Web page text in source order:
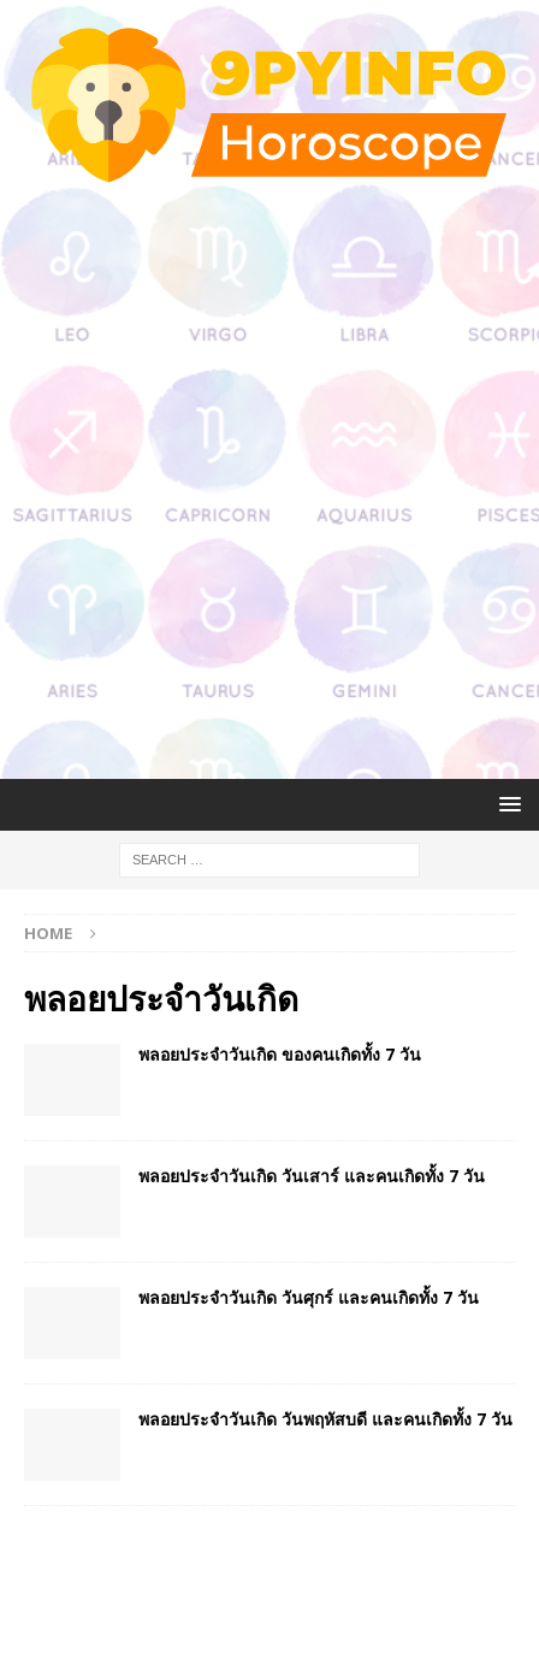
HOME
พลอยประจำวันเกิด
พลอยประจำวันเกิด ของคนเกิดทั้ง 7 วัน
พลอยประจำวันเกิด วันเสาร์ และคนเกิดทั้ง 7 วัน
พลอยประจำวันเกิด วันศุกร์ และคนเกิดทั้ง 7 วัน
พลอยประจำวันเกิด วันพฤหัสบดี และคนเกิดทั้ง 7 วัน